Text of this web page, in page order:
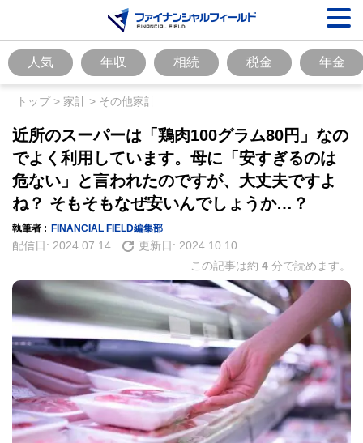
人気 年収 相続 税金 年金
トップ> 家計 > その他家計
近所のスーパーは「鶏肉100グラム80円」なの
でよく利用しています。母に「安すぎるのは
危ない」と言われたのですが、大丈夫ですよ
ね？ そもそもなぜ安いんでしょうか…？
執筆者 : FINANCIAL FIELD編集部
配信日: 2024.07.14 更新日: 2024.10.10
この記事は約 4 分で読めます。